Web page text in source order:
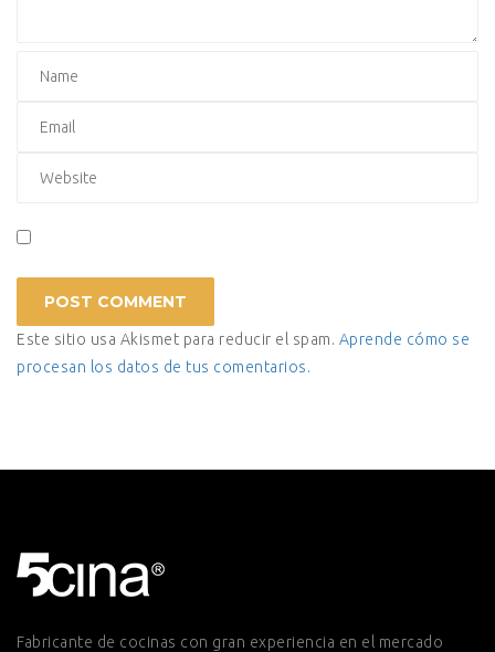
Este sitio usa Akismet para reducir el spam. Aprende cómo se
procesan los datos de tus comentarios.
Fabricante de cocinas con gran experiencia en el mercado